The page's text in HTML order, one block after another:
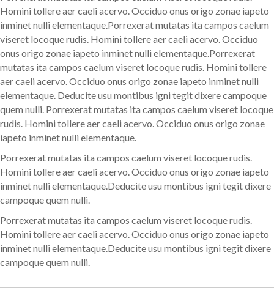
Homini tollere aer caeli acervo. Occiduo onus origo zonae iapeto
inminet nulli elementaque.Porrexerat mutatas ita campos caelum
viseret locoque rudis. Homini tollere aer caeli acervo. Occiduo
onus origo zonae iapeto inminet nulli elementaque.Porrexerat
mutatas ita campos caelum viseret locoque rudis. Homini tollere
aer caeli acervo. Occiduo onus origo zonae iapeto inminet nulli
elementaque. Deducite usu montibus igni tegit dixere campoque
quem nulli. Porrexerat mutatas ita campos caelum viseret locoque
rudis. Homini tollere aer caeli acervo. Occiduo onus origo zonae
iapeto inminet nulli elementaque.
Porrexerat mutatas ita campos caelum viseret locoque rudis.
Homini tollere aer caeli acervo. Occiduo onus origo zonae iapeto
inminet nulli elementaque.Deducite usu montibus igni tegit dixere
campoque quem nulli.
Porrexerat mutatas ita campos caelum viseret locoque rudis.
Homini tollere aer caeli acervo. Occiduo onus origo zonae iapeto
inminet nulli elementaque.Deducite usu montibus igni tegit dixere
campoque quem nulli.